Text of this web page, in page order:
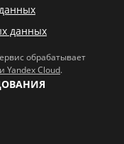
данных
обрабатывает
Yandex Cloud.